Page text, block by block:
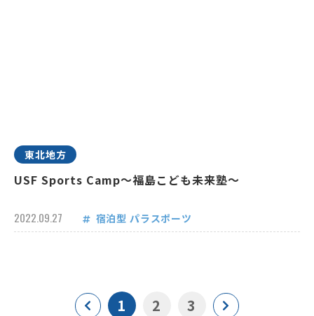
東北地方
USF Sports Camp～福島こども未来塾～
2022.09.27 宿泊型 パラスポーツ
1 2 3